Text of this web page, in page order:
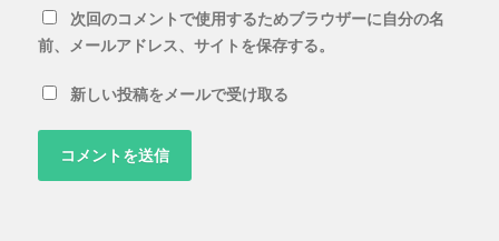
次回のコメントで使用するためブラウザーに自分の名
前、メールアドレス、サイトを保存する。
新しい投稿をメールで受け取る